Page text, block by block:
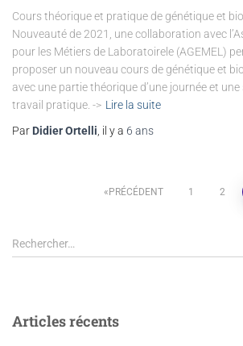
Cours théorique et pratique de génétique et
Nouveauté de 2021, une collaboration avec
pour les Métiers de Laboratoirele (AGEMEL)
proposer un nouveau cours de génétique et
avec une partie théorique d’une journée et
travail pratique. -> Lire la suite
Par Didier Ortelli , il y a 6 ans
PRÉCÉDENT 1 2
Rechercher…
Articles récents